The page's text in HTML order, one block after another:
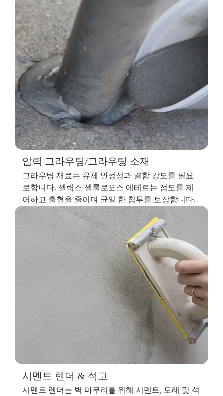
압력 그라우팅/그라우팅 소재
그라우팅 재료는 유체 안정성과 결합 강도를 필요
로합니다. 셀릭스 셀룰로오스 에테르는 점도를 제
어하고 출혈을 줄이며 균일 한 침투를 보장합니다.
시멘트 렌더 & 석고
시멘트 렌더는 벽 마무리를 위해 시멘트, 모래 및 석